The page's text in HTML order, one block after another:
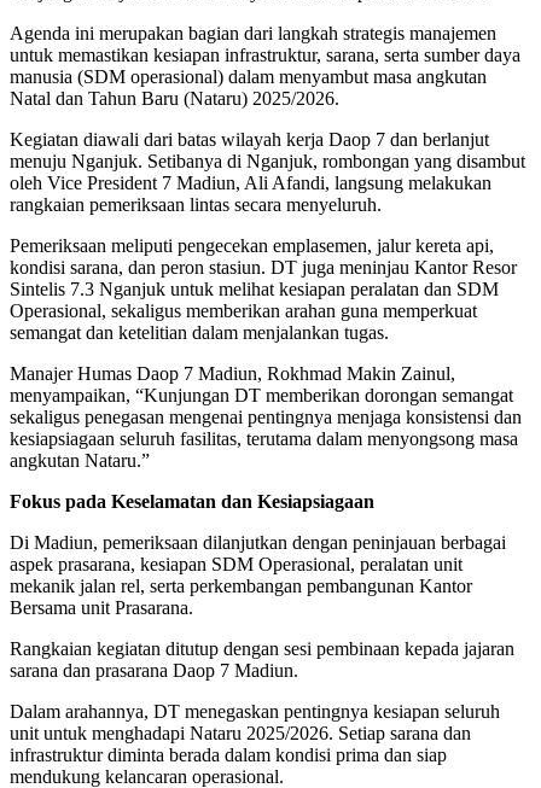
Agenda ini merupakan bagian dari langkah strategis manajemen
untuk memastikan kesiapan infrastruktur, sarana, serta sumber daya
manusia (SDM operasional) dalam menyambut masa angkutan
Natal dan Tahun Baru (Nataru) 2025/2026.
Kegiatan diawali dari batas wilayah kerja Daop 7 dan berlanjut
menuju Nganjuk. Setibanya di Nganjuk, rombongan yang disambut
oleh Vice President 7 Madiun, Ali Afandi, langsung melakukan
rangkaian pemeriksaan lintas secara menyeluruh.
Pemeriksaan meliputi pengecekan emplasemen, jalur kereta api,
kondisi sarana, dan peron stasiun. DT juga meninjau Kantor Resor
Sintelis 7.3 Nganjuk untuk melihat kesiapan peralatan dan SDM
Operasional, sekaligus memberikan arahan guna memperkuat
semangat dan ketelitian dalam menjalankan tugas.
Manajer Humas Daop 7 Madiun, Rokhmad Makin Zainul,
menyampaikan, “Kunjungan DT memberikan dorongan semangat
sekaligus penegasan mengenai pentingnya menjaga konsistensi dan
kesiapsiagaan seluruh fasilitas, terutama dalam menyongsong masa
angkutan Nataru.”
Fokus pada Keselamatan dan Kesiapsiagaan
Di Madiun, pemeriksaan dilanjutkan dengan peninjauan berbagai
aspek prasarana, kesiapan SDM Operasional, peralatan unit
mekanik jalan rel, serta perkembangan pembangunan Kantor
Bersama unit Prasarana.
Rangkaian kegiatan ditutup dengan sesi pembinaan kepada jajaran
sarana dan prasarana Daop 7 Madiun.
Dalam arahannya, DT menegaskan pentingnya kesiapan seluruh
unit untuk menghadapi Nataru 2025/2026. Setiap sarana dan
infrastruktur diminta berada dalam kondisi prima dan siap
mendukung kelancaran operasional.